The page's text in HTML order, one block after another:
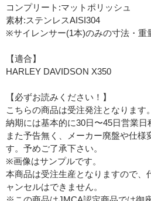
コンプリート:マットポリッシュ
素材:ステンレスAISI304
※サイレンサー(1本)のみの寸法・重
【適合】
HARLEY DAVIDSON X350
【必ずお読みください！】
こちらの商品は受注発注となります。
納期には基本的に30日〜45日営業日
また予告無く、メーカー廃盤や仕様
す。予めご了承下さい。
※画像はサンプルです。
本商品は受注生産となりますので、
ャンセルはできません。